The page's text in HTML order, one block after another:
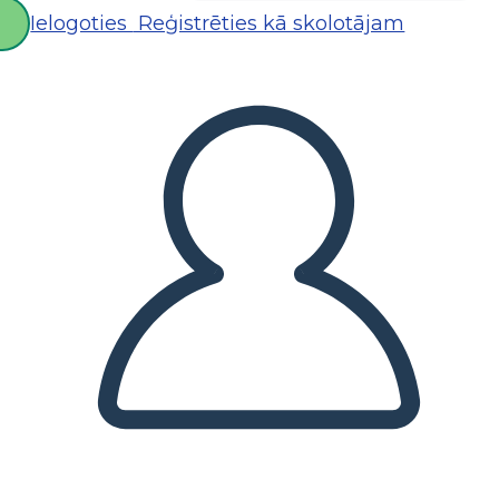
Ielogoties Reģistrēties kā skolotājam